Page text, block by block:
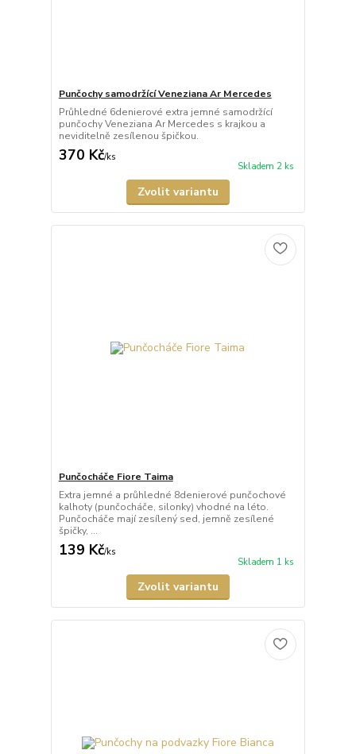
Punčochy samodržící Veneziana Ar Mercedes
Průhledné 6denierové extra jemné samodržící
punčochy Veneziana Ar Mercedes s krajkou a
neviditelně zesílenou špičkou.
370 Kč/ks
Skladem 2 ks
Zvolit variantu
Punčocháče Fiore Taima
Extra jemné a průhledné 8denierové punčochové
kalhoty (punčocháče, silonky) vhodné na léto.
Punčocháče mají zesílený sed, jemně zesílené
špičky, ...
139 Kč/ks
Skladem 1 ks
Zvolit variantu